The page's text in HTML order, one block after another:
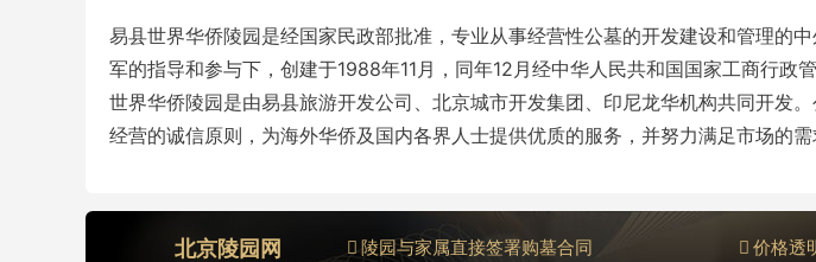
易县世界华侨陵园是经国家民政部批准，专业从事经营性公墓的开发建设和管理的
军的指导和参与下，创建于1988年11月，同年12月经中华人民共和国国家工商行政
世界华侨陵园是由易县旅游开发公司、北京城市开发集团、印尼龙华机构共同开发
经营的诚信原则，为海外华侨及国内各界人士提供优质的服务，并努力满足市场的需
北京陵园网
陵园与家属直接签署购墓合同
价格透